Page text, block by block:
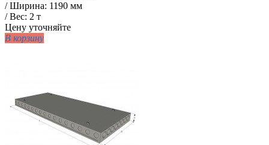
/ Ширина: 1190 мм
/ Вес: 2 т
Цену уточняйте
В корзину